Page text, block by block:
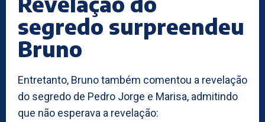
segredo surpreendeu
Bruno
Entretanto, Bruno também comentou a revelação
do segredo de Pedro Jorge e Marisa, admitindo
que não esperava a revelação: